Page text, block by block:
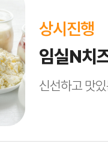
/ 현장접수 6,000원 /
VIP 치즈 시식 타임 별
즈 전시 및 시식
상시진행
임실N치
신선하고 맛